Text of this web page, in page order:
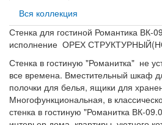
Вся коллекция
Стенка для гостиной Романтика ВК-
исполнение ОРЕХ
Стенка в гостиную "Романитка" не
все времена. Вместительный шкаф
полочки для белья, ящики для
Многофункциональная, в
стенка в гостиную "Романитка ВК-